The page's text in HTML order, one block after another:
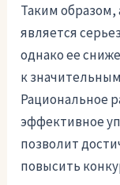
Таким образом,
является
однако ее
к
Рациональное
эффективное
позволит
повысить